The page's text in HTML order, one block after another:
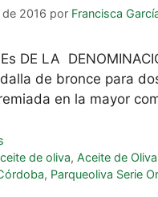
2016 por Francisca
DE LA
de bronce para
en la mayor
de oliva,Aceite de
, Parqueoliva Serie